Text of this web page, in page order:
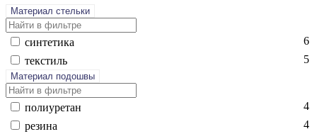
Материал стельки
син­те­тика
6
текс­тиль
5
Материал подошвы
по­ли­уре­тан
4
ре­зина
4